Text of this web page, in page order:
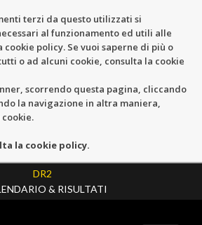
terzi da questo utilizzati si
al funzionamento ed utili alle
policy. Se vuoi saperne di più o
o ad alcuni cookie, consulta la cookie
scorrendo questa pagina, cliccando
la navigazione in altra maniera,
cookie.
la cookie policy.
DR2
& RISULTATI